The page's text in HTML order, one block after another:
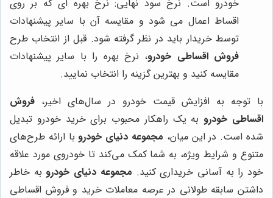
خودرو است. نرخ سود نهایی: نرخ بهره‌ ای که بر روی
اقساط اعمال می شود و مقایسه آن با سایر پیشنهادات
توسط خریدار باید در نظر گرفته شود. قبل از انتخاب طرح
فروش اقساطی خودرو، نرخ بهره را با سایر پیشنهادات
مقایسه کنید و بهترین گزینه را انتخاب نمایید.
با توجه به افزایش قیمت خودرو در سال‌های اخیر، فروش
اقساطی خودرو به یک راهکار محبوب برای خرید خودرو تبدیل
شده است. در این میان، مجموعه دنیای خودرو با ارائه طرح‌های
متنوع و شرایط ویژه، به شما کمک می‌کند تا خودروی مورد علاقه
خود را به آسانی خریداری کنید. مجموعه دنیای خودرو به خاطر
داشتن سابقه طولانی در عرصه معاملات خرید و فروش اقساطی